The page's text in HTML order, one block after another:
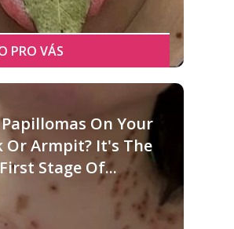
On Your
Or Armpit? It's The
First Stage Of...